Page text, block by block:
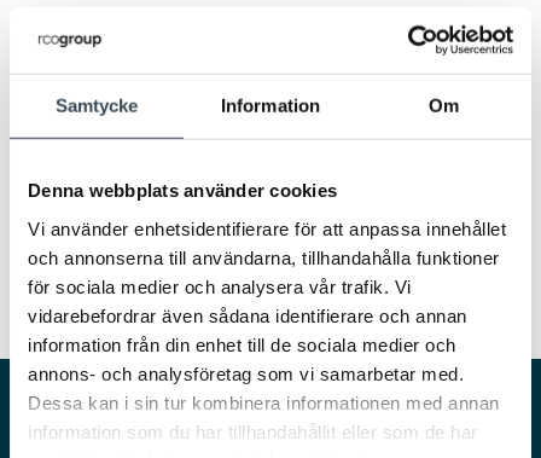
Samtycke Information Om
Denna webbplats använder cookies
Vi använder enhetsidentifierare för att anpassa innehållet
och annonserna till användarna, tillhandahålla funktioner
för sociala medier och analysera vår trafik. Vi
vidarebefordrar även sådana identifierare och annan
information från din enhet till de sociala medier och
annons- och analysföretag som vi samarbetar med.
Dessa kan i sin tur kombinera informationen med annan
information som du har tillhandahållit eller som de har
Produktblad
Smarta och säkra lösningar för en trygg och
smidig vardag.